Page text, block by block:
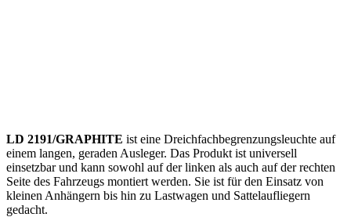
LD 2191/GRAPHITE ist eine Dreichfachbegrenzungsleuchte auf
einem langen, geraden Ausleger. Das Produkt ist universell
einsetzbar und kann sowohl auf der linken als auch auf der rechten
Seite des Fahrzeugs montiert werden. Sie ist für den Einsatz von
kleinen Anhängern bis hin zu Lastwagen und Sattelaufliegern
gedacht.